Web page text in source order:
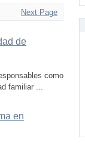
Next Page
de
como
familiar ...
en